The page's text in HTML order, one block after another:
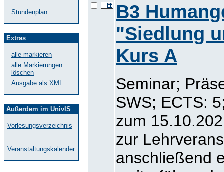
Stundenplan
Extras
alle markieren
alle Markierungen
löschen
Ausgabe als XML
Außerdem im UnivIS
Vorlesungsverzeichnis
Veranstaltungskalender
B3
"Siedlung
Kurs A
Seminar;
SWS; ECTS:
zum
zur
anschließend